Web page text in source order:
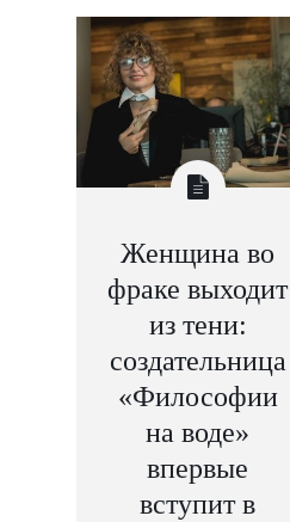
Женщина во
фраке выходит
из тени:
создательница
«Философии
на воде»
впервые
вступит в